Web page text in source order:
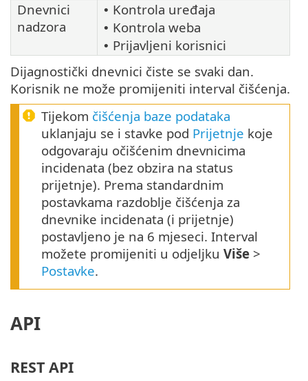
Dnevnici
nadzora
• Kontrola uređaja
• Kontrola weba
• Prijavljeni korisnici
Dijagnostički dnevnici čiste se svaki dan.
Korisnik ne može promijeniti interval čišćenja.
Tijekom čišćenja baze podataka
uklanjaju se i stavke pod Prijetnje koje
odgovaraju očišćenim dnevnicima
incidenata (bez obzira na status
prijetnje). Prema standardnim
postavkama razdoblje čišćenja za
dnevnike incidenata (i prijetnje)
postavljeno je na 6 mjeseci. Interval
možete promijeniti u odjeljku Više >
Postavke.
API
REST API